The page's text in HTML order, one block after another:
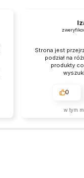
Strona jest
podział na
produkty
0
w tym